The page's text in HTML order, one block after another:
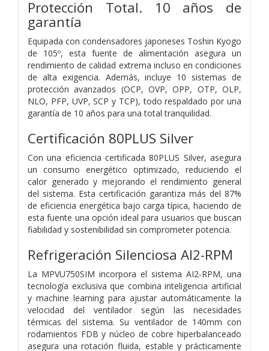
Protección Total. 10 años de
garantía
Equipada con condensadores japoneses Toshin Kyogo
de 105º, esta fuente de alimentación asegura un
rendimiento de calidad extrema incluso en condiciones
de alta exigencia. Además, incluye 10 sistemas de
protección avanzados (OCP, OVP, OPP, OTP, OLP,
NLO, PFP, UVP, SCP y TCP), todo respaldado por una
garantía de 10 años para una total tranquilidad.
Certificación 80PLUS Silver
Con una eficiencia certificada 80PLUS Silver, asegura
un consumo energético optimizado, reduciendo el
calor generado y mejorando el rendimiento general
del sistema. Esta certificación garantiza más del 87%
de eficiencia energética bajo carga típica, haciendo de
esta fuente una opción ideal para usuarios que buscan
fiabilidad y sostenibilidad sin comprometer potencia.
Refrigeración Silenciosa AI2-RPM
La MPVU750SIM incorpora el sistema AI2-RPM, una
tecnología exclusiva que combina inteligencia artificial
y machine learning para ajustar automáticamente la
velocidad del ventilador según las necesidades
térmicas del sistema. Su ventilador de 140mm con
rodamientos FDB y núcleo de cobre hiperbalanceado
asegura una rotación fluida, estable y prácticamente